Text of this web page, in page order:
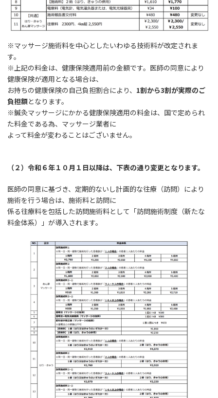
※マッサージ施術料を中心としたいわゆる技術料が改定されま
す。
※上記の料金は、健康保険適用前の金額です。医師の同意により
健康保険が適用となる場合は、
お持ちの健康保険の自己負担割合により、 1割から3割が実際のご
負担額となります。
※鍼灸マッサージにかかる健康保険適用の料金は、国で定められ
た料金である為、マッサージ業者に
よって料金が変わることはございません。
（２）令和６年１０月１日以降は、下表の通り変更となります。
医師の同意に基づき、定期的ないし計画的な往療（訪問）により
施術を行う場合は、施術料と訪問に
係る往療料を包括した訪問施術料として「訪問施術制度（新たな
料金体系）」が導入されます。